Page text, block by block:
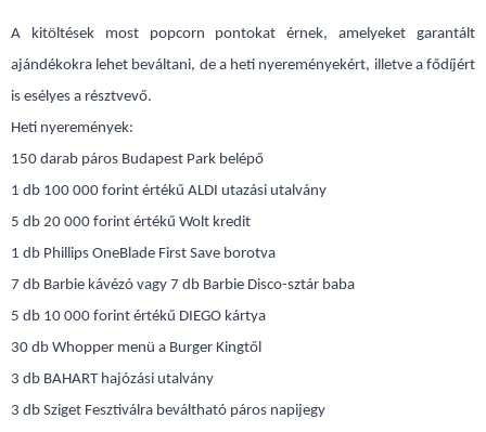
A kitöltések most popcorn pontokat érnek, amelyeket garantált
ajándékokra lehet beváltani, de a heti nyereményekért, illetve a fődíjért
is esélyes a résztvevő.
Heti nyeremények:
150 darab páros Budapest Park belépő
1 db 100 000 forint értékű ALDI utazási utalvány
5 db 20 000 forint értékű Wolt kredit
1 db Phillips OneBlade First Save borotva
7 db Barbie kávézó vagy 7 db Barbie Disco-sztár baba
5 db 10 000 forint értékű DIEGO kártya
30 db Whopper menü a Burger Kingtől
3 db BAHART hajózási utalvány
3 db Sziget Fesztiválra beváltható páros napijegy